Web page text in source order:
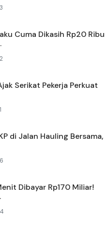
Cuma Dikasih Rp20 Ribu
Serikat Pekerja Perkuat
di Jalan Hauling Bersama,
Dibayar Rp170 Miliar!